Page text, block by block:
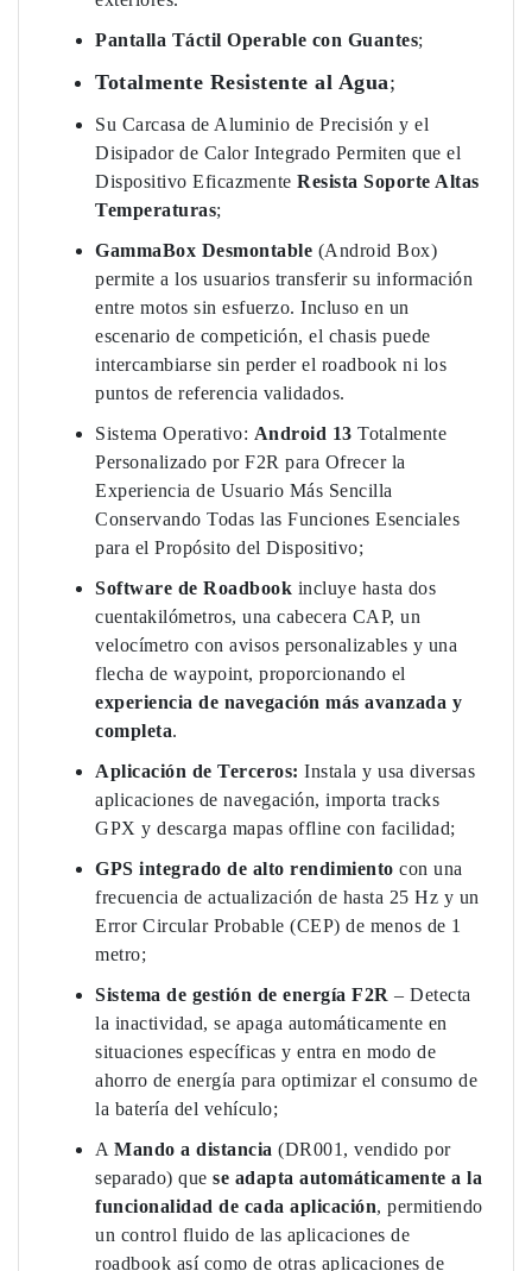
Pantalla Táctil Operable con Guantes;
Totalmente Resistente al Agua;
Su Carcasa de Aluminio de Precisión y el
Disipador de Calor Integrado Permiten que el
Dispositivo Eficazmente Resista Soporte Altas
Temperaturas;
GammaBox Desmontable (Android Box)
permite a los usuarios transferir su información
entre motos sin esfuerzo. Incluso en un
escenario de competición, el chasis puede
intercambiarse sin perder el roadbook ni los
puntos de referencia validados.
Sistema Operativo: Android 13 Totalmente
Personalizado por F2R para Ofrecer la
Experiencia de Usuario Más Sencilla
Conservando Todas las Funciones Esenciales
para el Propósito del Dispositivo;
Software de Roadbook incluye hasta dos
cuentakilómetros, una cabecera CAP, un
velocímetro con avisos personalizables y una
flecha de waypoint, proporcionando el
experiencia de navegación más avanzada y
completa.
Aplicación de Terceros: Instala y usa diversas
aplicaciones de navegación, importa tracks
GPX y descarga mapas offline con facilidad;
GPS integrado de alto rendimiento con una
frecuencia de actualización de hasta 25 Hz y un
Error Circular Probable (CEP) de menos de 1
metro;
Sistema de gestión de energía F2R – Detecta
la inactividad, se apaga automáticamente en
situaciones específicas y entra en modo de
ahorro de energía para optimizar el consumo de
la batería del vehículo;
A Mando a distancia (DR001, vendido por
separado) que se adapta automáticamente a la
funcionalidad de cada aplicación, permitiendo
un control fluido de las aplicaciones de
roadbook así como de otras aplicaciones de